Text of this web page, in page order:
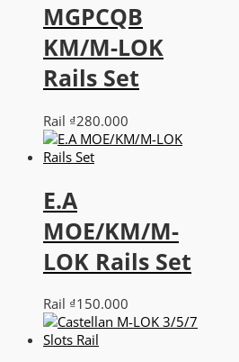
MGPCQB
KM/M-LOK
Rails Set
Rail ₫280.000
E.A
MOE/KM/M-
LOK Rails Set
Rail ₫150.000